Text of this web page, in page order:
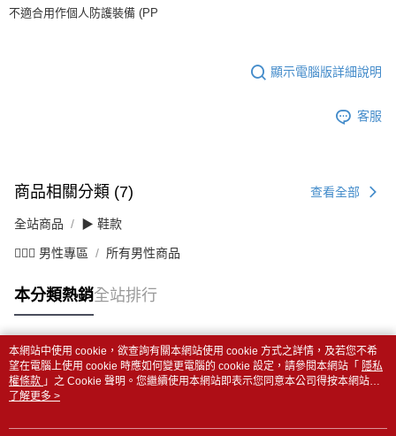
不適合用作個人防護裝備 (PP
顯示電腦版詳細說明
客服
商品相關分類 (7) 查看全部
全站商品 ▶ 鞋款
💁🏻‍♂️ 男性專區 所有男性商品
本分類熱銷全站排行
熱門標籤
本網站中使用 cookie，欲查詢有關本網站使用 cookie 方式之詳情，及若您不希
望在電腦上使用 cookie 時應如何變更電腦的 cookie 設定，請參閱本網站「 隱私
權條款 」之 Cookie 聲明。您繼續使用本網站即表示您同意本公司得按本網站使
用條款之 Cookie 聲明使用 cookie。
了解更多 >